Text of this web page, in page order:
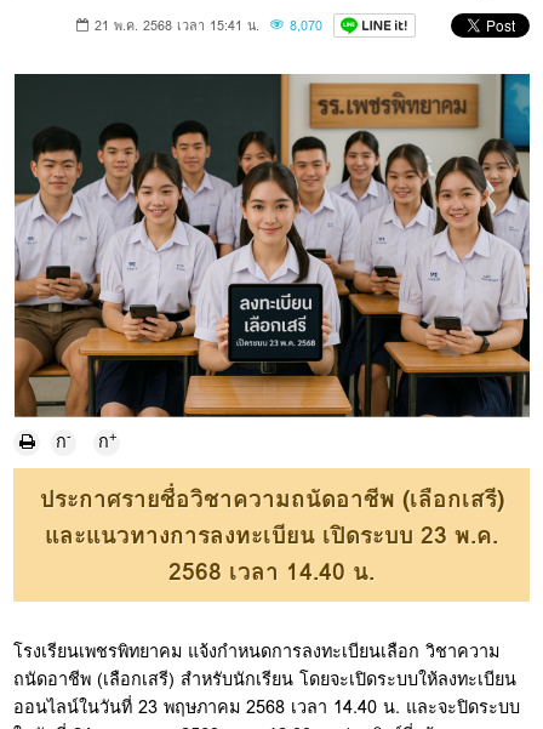
21 พ.ค. 2568 เวลา 15:41 น. 8,070
ก- ก+
ประกาศรายชื่อวิชาความถนัดอาชีพ (เลือกเสรี)
และแนวทางการลงทะเบียน เปิดระบบ 23 พ.ค.
2568 เวลา 14.40 น.
โรงเรียนเพชรพิทยาคม แจ้งกำหนดการลงทะเบียนเลือก วิชาความ
ถนัดอาชีพ (เลือกเสรี) สำหรับนักเรียน โดยจะเปิดระบบให้ลงทะเบียน
ออนไลน์ในวันที่ 23 พฤษภาคม 2568 เวลา 14.40 น. และจะปิดระบบ